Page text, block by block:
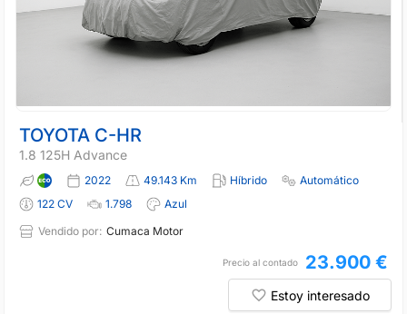
TOYOTA C-HR
1.8 125H Advance
2022 49.143 Km Híbrido
Automático
122 CV
1.798
Azul
Vendido por: Cumaca Motor
Precio al contado 23.900 €
Estoy interesado